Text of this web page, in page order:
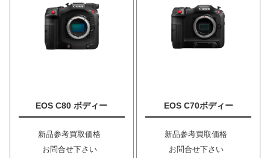
EOS C80 ボディー
新品参考買取価格
お問合せ下さい
EOS C70ボディー
新品参考買取価格
お問合せ下さい